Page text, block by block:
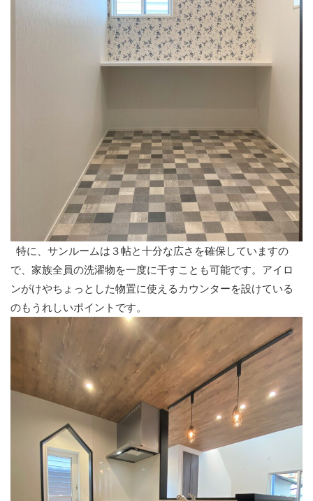
特に、サンルームは３帖と十分な広さを確保していますの
で、家族全員の洗濯物を一度に干すことも可能です。アイロ
ンがけやちょっとした物置に使えるカウンターを設けている
のもうれしいポイントです。